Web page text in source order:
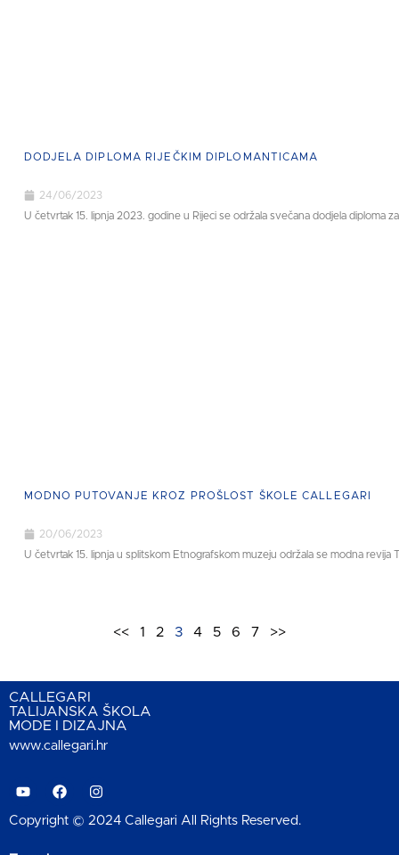
DODJELA DIPLOMA RIJEČKIM DIPLOMANTICAMA
24/06/2023
U četvrtak 15. lipnja 2023. godine u Rijeci se održala svečana dodjela diploma
MODNO PUTOVANJE KROZ PROŠLOST ŠKOLE CALLEGARI
20/06/2023
U četvrtak 15. lipnja u splitskom Etnografskom muzeju održala se modna revija
<< 1 2 3 4 5 6 7 >>
CALLEGARI
TALIJANSKA ŠKOLA
MODE I DIZAJNA
www.callegari.hr
Copyright © 2024 Callegari All Rights Reserved.